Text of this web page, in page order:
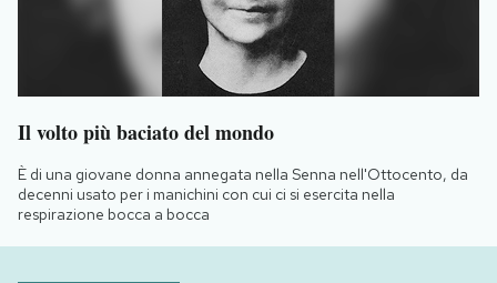
Il volto più baciato del mondo
È di una giovane donna annegata nella Senna nell'Ottocento, da
decenni usato per i manichini con cui ci si esercita nella
respirazione bocca a bocca